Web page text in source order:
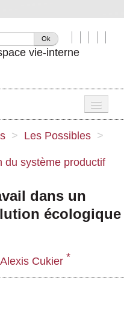
Ok
vie-interne
> Les Possibles >
du système productif
dans un
écologique
Alexis Cukier *